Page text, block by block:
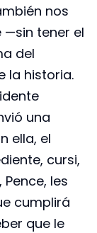
nos
—sin tener el
del
la historia.
una
ella, el
cursi,
les
cumplirá
que le